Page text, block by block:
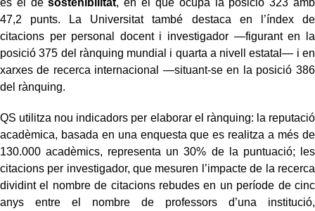
és el desostenibilitat, en el que ocupa la posició 323 amb
47,2 punts. La Universitat també destaca en l’índex de
citacions per personal docent i investigador —figurant en la
posició 375 del rànquing mundial i quarta a nivell estatal— i en
xarxes de recerca internacional —situant-se en la posició 386
del rànquing.
QS utilitza nou indicadors per elaborar el rànquing: la reputació
acadèmica, basada en una enquesta que es realitza a més de
130.000 acadèmics, representa un 30% de la puntuació; les
citacions per investigador, que mesuren l’impacte de la recerca
dividint el nombre de citacions rebudes en un període de cinc
anys entre el nombre de professors d’una institució,